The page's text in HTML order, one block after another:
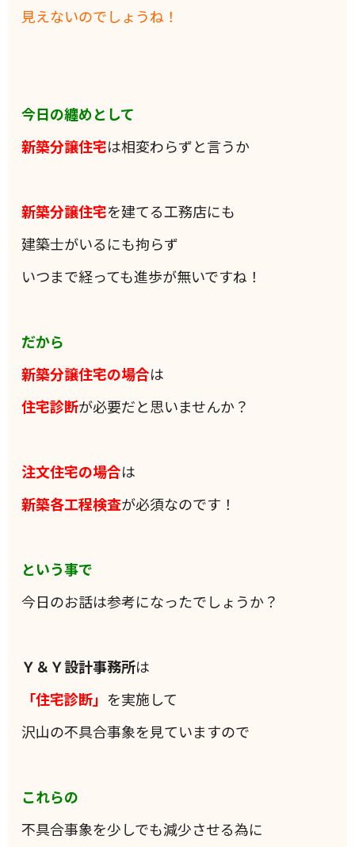
見えないのでしょうね！
今日の纏めとして
新築分譲住宅は相変わらずと言うか
新築分譲住宅を建てる工務店にも
建築士がいるにも拘らず
いつまで経っても進歩が無いですね！
だから
新築分譲住宅の場合は
住宅診断が必要だと思いませんか？
注文住宅の場合は
新築各工程検査が必須なのです！
という事で
今日のお話は参考になったでしょうか？
Ｙ＆Ｙ設計事務所は
「住宅診断」 を実施して
沢山の不具合事象を見ていますので
これらの
不具合事象を少しでも減少させる為に